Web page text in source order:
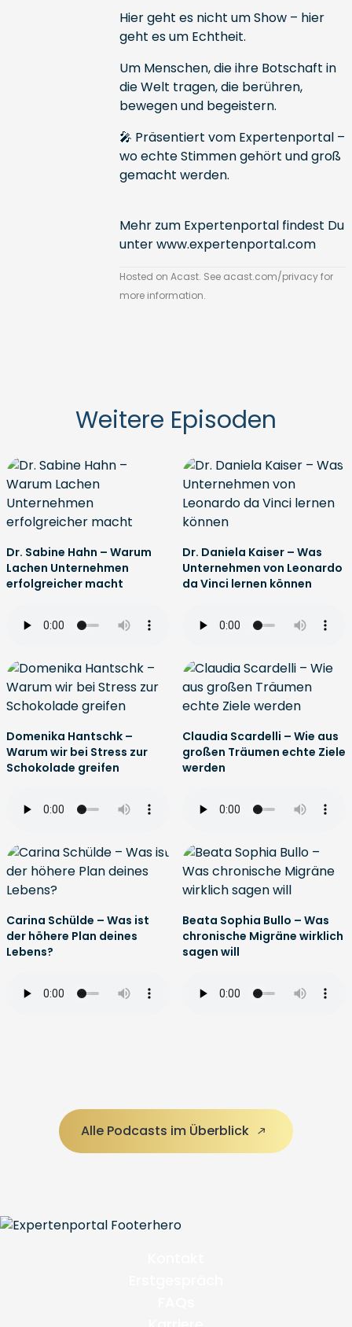
Hier geht es nicht um Show – hier
geht es um Echtheit.
Um Menschen, die ihre Botschaft in
die Welt tragen, die berühren,
bewegen und begeistern.
🎤 Präsentiert vom Expertenportal –
wo echte Stimmen gehört und groß
gemacht werden.
Mehr zum Expertenportal findest Du
unterwww.expertenportal.com
Hosted on Acast. See acast.com/privacyfor
more information.
Weitere Episoden
Dr. Sabine Hahn – Warum
Lachen Unternehmen
erfolgreicher macht
Dr. Daniela Kaiser – Was
Unternehmen von Leonardo
da Vinci lernen können
Domenika Hantschk –
Warum wir bei Stress zur
Schokolade greifen
Claudia Scardelli – Wie aus
großen Träumen echte Ziele
werden
Carina Schülde – Was ist
der höhere Plan deines
Lebens?
Beata Sophia Bullo – Was
chronische Migräne wirklich
sagen will
Alle Podcasts im Überblick